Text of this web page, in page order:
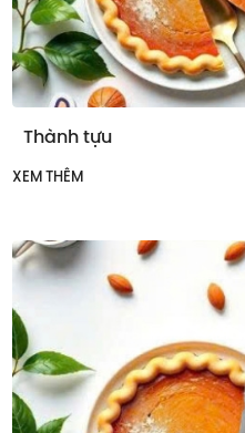
Thành tựu
XEM THÊM